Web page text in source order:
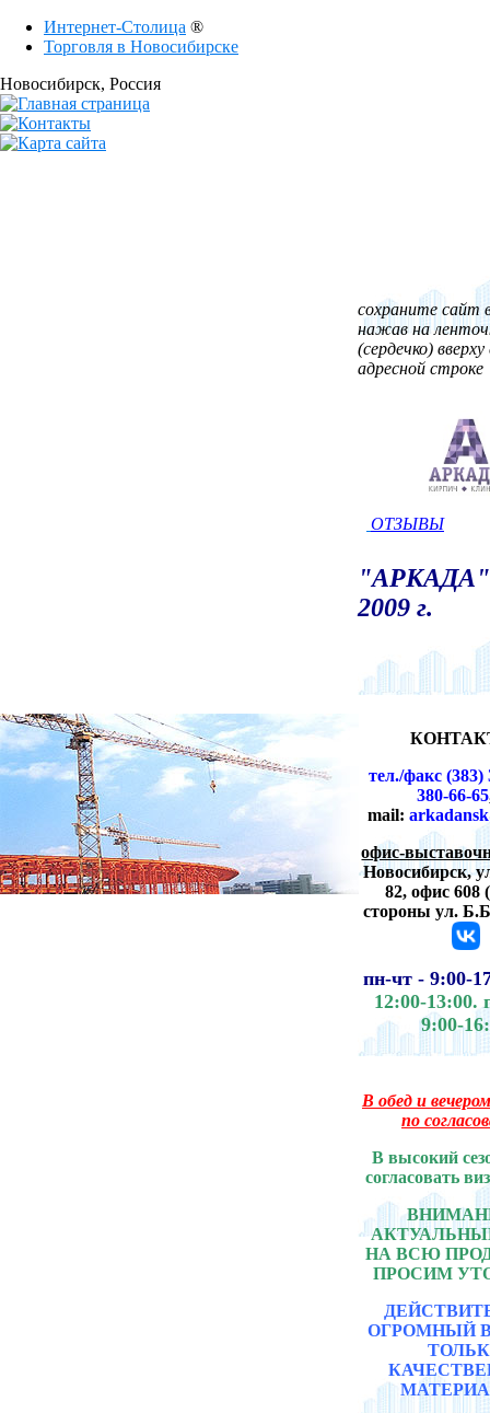
Интернет-Столица ®
Торговля в Новосибирске
Новосибирск, Россия
сохраните сайт
нажав на
(сердечко)
адресной строке
ОТЗЫВЫ
2009 г.
тел./факс (383)
380-66-65
mail:
офис-
Новосибирск,
82, офис 608 (
стороны ул.
пн-чт -9:00-
12:00-13:00.
9:00-
В обед и
по
В высокий
согласовать
НА ВСЮ
ПРОСИМ
ОГРОМНЫЙ